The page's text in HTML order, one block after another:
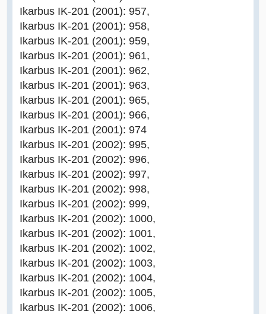
Ikarbus IK-201 (2001): 957,
Ikarbus IK-201 (2001): 958,
Ikarbus IK-201 (2001): 959,
Ikarbus IK-201 (2001): 961,
Ikarbus IK-201 (2001): 962,
Ikarbus IK-201 (2001): 963,
Ikarbus IK-201 (2001): 965,
Ikarbus IK-201 (2001): 966,
Ikarbus IK-201 (2001): 974
Ikarbus IK-201 (2002): 995,
Ikarbus IK-201 (2002): 996,
Ikarbus IK-201 (2002): 997,
Ikarbus IK-201 (2002): 998,
Ikarbus IK-201 (2002): 999,
Ikarbus IK-201 (2002): 1000,
Ikarbus IK-201 (2002): 1001,
Ikarbus IK-201 (2002): 1002,
Ikarbus IK-201 (2002): 1003,
Ikarbus IK-201 (2002): 1004,
Ikarbus IK-201 (2002): 1005,
Ikarbus IK-201 (2002): 1006,